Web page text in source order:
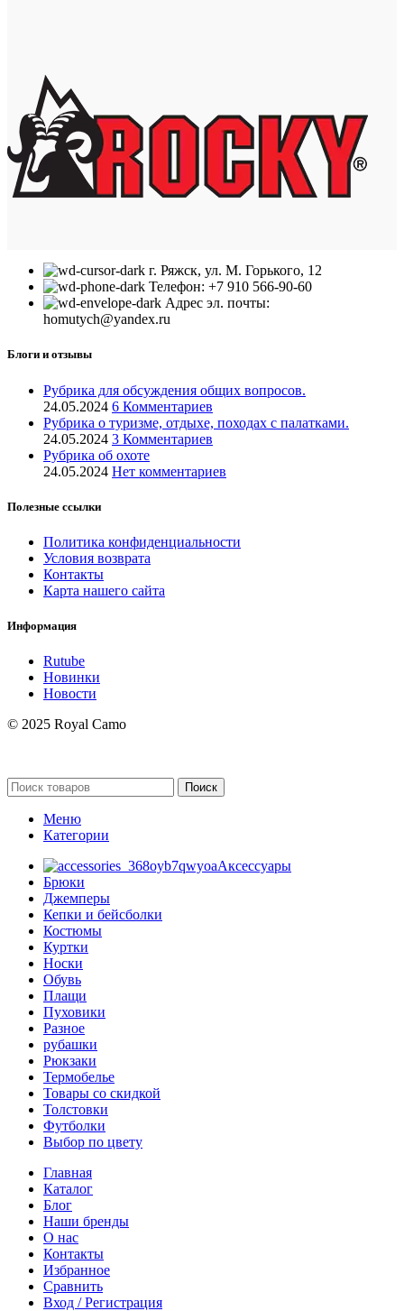
г. Ряжск, ул. М. Горького, 12
Телефон: +7 910 566-90-60
Адрес эл. почты:
homutych@yandex.ru
Блоги и отзывы
Рубрика для обсуждения общих вопросов.
24.05.2024 6 Комментариев
Рубрика о туризме, отдыхе, походах с палатками.
24.05.2024 3 Комментариев
Рубрика об охоте
24.05.2024 Нет комментариев
Полезные ссылки
Политика конфиденциальности
Условия возврата
Контакты
Карта нашего сайта
Информация
Rutube
Новинки
Новости
© 2025 Royal Camo
Поиск
Меню
Категории
Аксессуары
Брюки
Джемперы
Кепки и бейсболки
Костюмы
Куртки
Носки
Обувь
Плащи
Пуховики
Разное
рубашки
Рюкзаки
Термобелье
Товары со скидкой
Толстовки
Футболки
Выбор по цвету
Главная
Каталог
Блог
Наши бренды
О нас
Контакты
Избранное
Сравнить
Вход / Регистрация